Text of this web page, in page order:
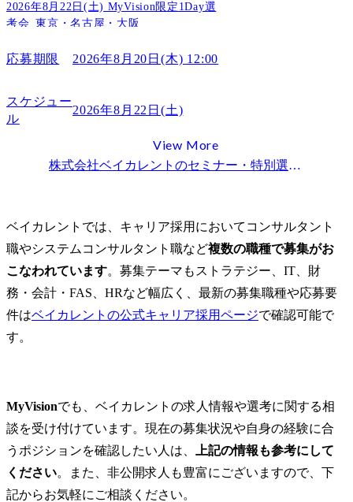
専門領域を固定して働きたい人
ベイカレントの年収
平均年収は「1300万前後」が目安
ベイカレントの選考プロセス
ベイカレント転職のご相談はMyVisionへ
ベイカレントの転職に関するFAQ
ベイカレントの中途採用倍率はどのくらいですか？
まとめ
2026年8月22日(土) MyVision限定1Day選
考会_東京・名古屋・大阪
応募期限 2026年8月20日(木) 12:00
スケジュー
ル
2026年8月22日(土)
View More
株式会社ベイカレント のセミナー・特別選考会情報一覧
ベイカレントでは、キャリア採用においてコンサルタント
職やシステムコンサルタント職など複数の職種で募集がお
こなわれています。募集テーマもストラテジー、IT、財
務・会計・FAS、HRなど幅広く、最新の募集職種や応募要
件はベイカレントの公式キャリア採用ページで確認可能で
す。
MyVisionでも、ベイカレントの求人情報や選考に関する相
談を受け付けています。現在の募集状況や自身の経験に合
うポジションを確認したい人は、
上記の情報も参考にして
ください。また、非公開求人も豊富にございますので、下
記からお気軽にご相談ください。